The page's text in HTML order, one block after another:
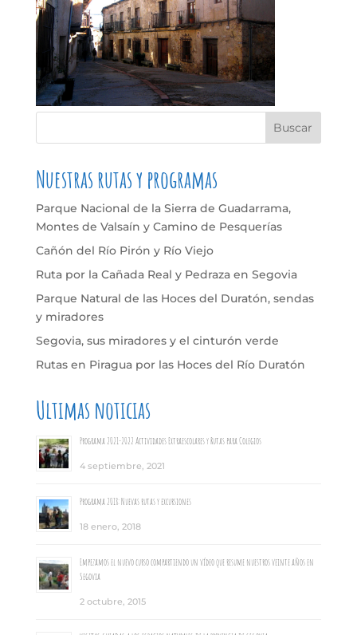
Nuestras rutas y programas
Parque Nacional de la Sierra de Guadarrama,
Montes de Valsaín y Camino de Pesquerías
Cañón del Río Pirón y Río Viejo
Ruta por la Cañada Real y Pedraza en Segovia
Parque Natural de las Hoces del Duratón, sendas
y miradores
Segovia, sus miradores y el cinturón verde
Rutas en Piragua por las Hoces del Río Duratón
Ultimas noticias
Programa 2021-2022 Actividades Extraescolares y Rutas para Colegios
4 septiembre, 2021
Programa 2018: Nuevas rutas y excursiones
18 enero, 2018
Empezamos el nuevo curso compartiendo un vídeo que resume nuestros veinte años en
Segovia
2 octubre, 2015